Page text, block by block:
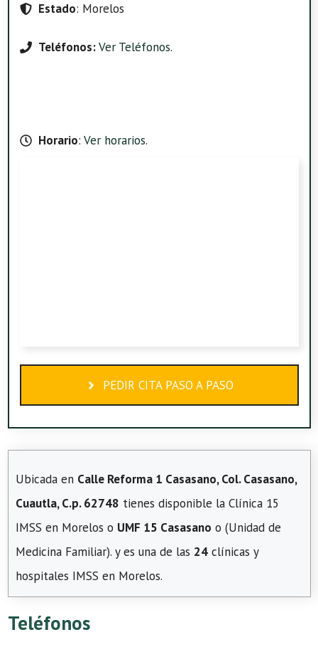
Estado: Morelos
Teléfonos:Ver Teléfonos.
Horario: Ver horarios.
PEDIR CITA PASO A PASO
Ubicada en Calle Reforma 1 Casasano, Col. Casasano,
Cuautla, C.p. 62748 tienes disponible la Clínica 15
IMSS en Morelos o UMF 15 Casasano o (Unidad de
Medicina Familiar). y es una de las 24 clínicas y
hospitales IMSS en Morelos.
Teléfonos